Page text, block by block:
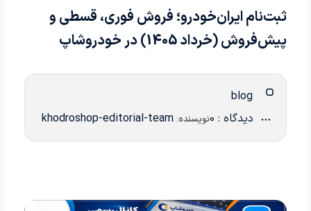
ثبت‌نام ایران‌خودرو؛ فروش فوری، قسطی و
پیش‌فروش (خرداد 1405) در خودروشاپ
دیدگاه : 0 نویسنده: khodroshop-editorial-team